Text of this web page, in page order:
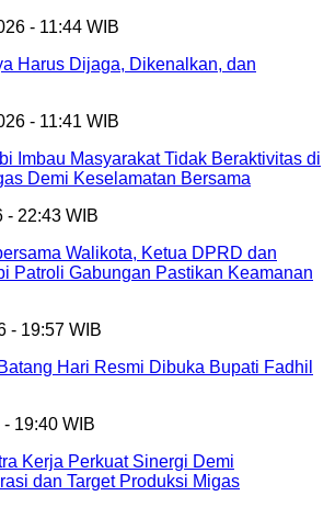
- 11:44 WIB
Harus Dijaga, Dikenalkan, dan
- 11:41 WIB
Imbau Masyarakat Tidak Beraktivitas di
Demi Keselamatan Bersama
- 22:43 WIB
Walikota, Ketua DPRD dan
Patroli Gabungan Pastikan Keamanan
- 19:57 WIB
Hari Resmi Dibuka Bupati Fadhil
19:40 WIB
Kerja Perkuat Sinergi Demi
dan Target Produksi Migas